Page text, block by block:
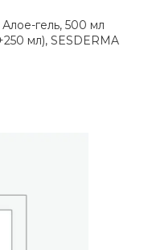
гель, 500 мл
мл), SESDERMA